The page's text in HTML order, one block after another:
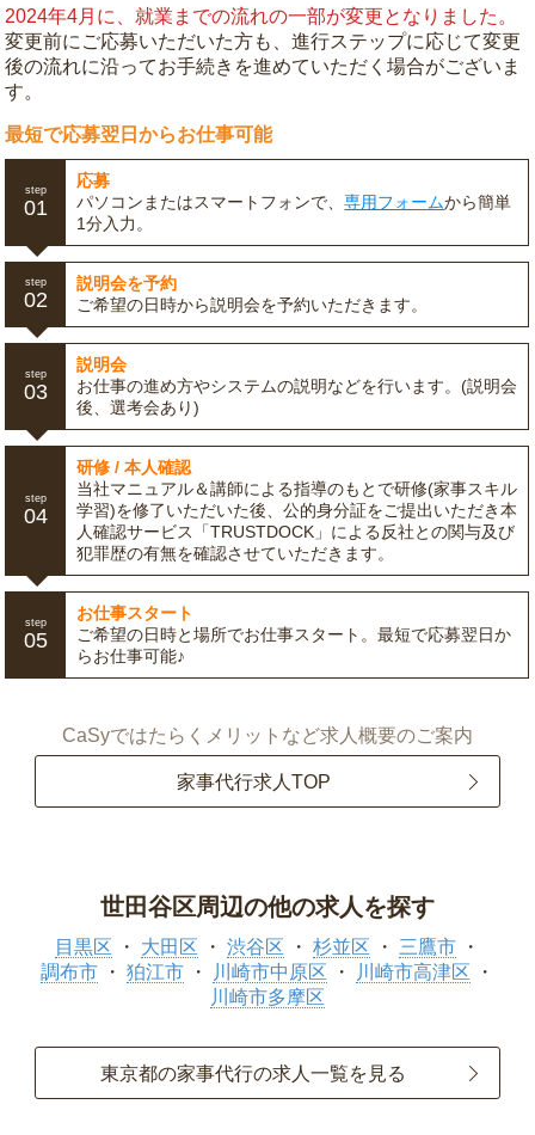
2024年4月に、就業までの流れの一部が変更となりました。
変更前にご応募いただいた方も、進行ステップに応じて変更
後の流れに沿ってお手続きを進めていただく場合がございま
す。
最短で応募翌日からお仕事可能
step
01
応募
パソコンまたはスマートフォンで、専用フォームから簡単
1分入力。
step
02
説明会を予約
ご希望の日時から説明会を予約いただきます。
step
03
説明会
お仕事の進め方やシステムの説明などを行います。(説明会
後、選考会あり)
step
04
研修 / 本人確認
当社マニュアル＆講師による指導のもとで研修(家事スキル
学習)を修了いただいた後、公的身分証をご提出いただき本
人確認サービス「TRUSTDOCK」による反社との関与及び
犯罪歴の有無を確認させていただきます。
step
05
お仕事スタート
ご希望の日時と場所でお仕事スタート。最短で応募翌日か
らお仕事可能♪
CaSyではたらくメリットなど求人概要のご案内
家事代行求人TOP
世田谷区周辺の他の求人を探す
目黒区 大田区 渋谷区 杉並区
三鷹市
調布市
狛江市 川崎市中原区
川崎市高津区
川崎市多摩区
東京都の家事代行の求人一覧を見る